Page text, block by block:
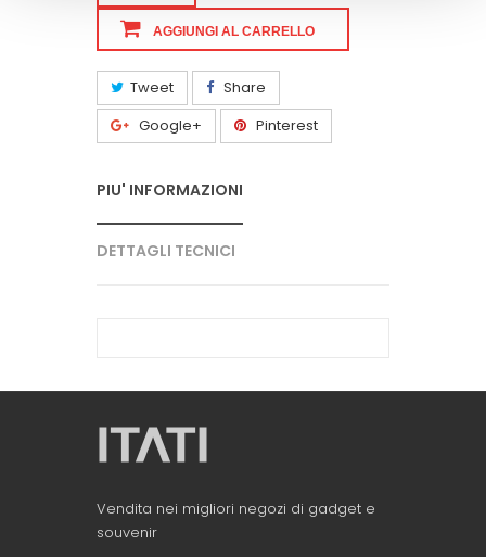
AGGIUNGI AL CARRELLO
Tweet
Share
Google+
Pinterest
PIU' INFORMAZIONI
DETTAGLI TECNICI
Vendita nei migliori negozi di gadget e
souvenir